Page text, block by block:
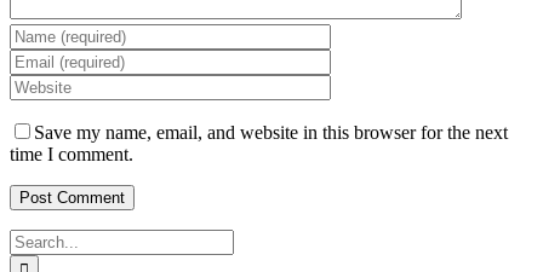
Save my name, email, and website in this browser for the next
time I comment.
Search
for: